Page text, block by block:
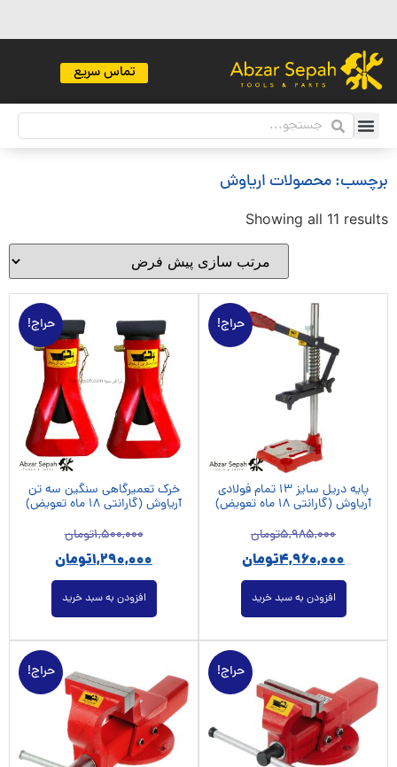
تماس سریع
برچسب: محصولات اریاوش
Showing all 11 results
حراج!
پایه دریل سایز 13 تمام فولادی
آریاوش (گارانتی 18 ماه تعویض)
5,985,000تومان
4,960,000تومان
افزودن به سبد خرید
حراج!
خرک تعمیرگاهی سنگین سه تن
آریاوش (گارانتی 18 ماه تعویض)
1,500,000تومان
1,290,000تومان
افزودن به سبد خرید
حراج! حراج!